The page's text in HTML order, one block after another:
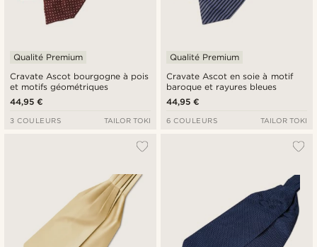
Cravate Ascot bourgogne à pois
et motifs géométriques
Qualité Premium
44,95 €
3 COULEURS TAILOR TOKI
Cravate Ascot en soie à motif
baroque et rayures bleues
Qualité Premium
44,95 €
6 COULEURS TAILOR TOKI